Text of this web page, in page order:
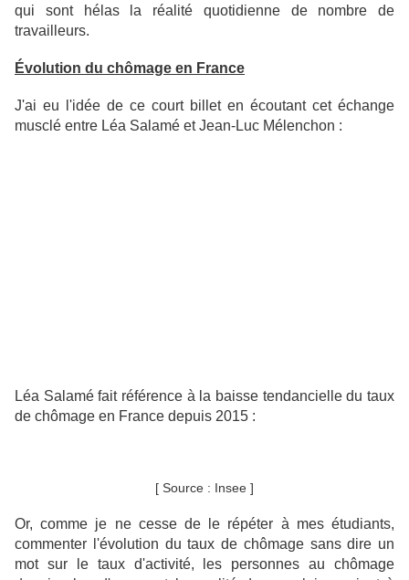
qui sont hélas la réalité quotidienne de nombre de
travailleurs.
Évolution du chômage en France
J'ai eu l'idée de ce court billet en écoutant cet échange
musclé entre Léa Salamé et Jean-Luc Mélenchon :
Léa Salamé fait référence à la baisse tendancielle du taux
de chômage en France depuis 2015 :
[ Source : Insee ]
Or, comme je ne cesse de le répéter à mes étudiants,
commenter l'évolution du taux de chômage sans dire un
mot sur le taux d'activité, les personnes au chômage